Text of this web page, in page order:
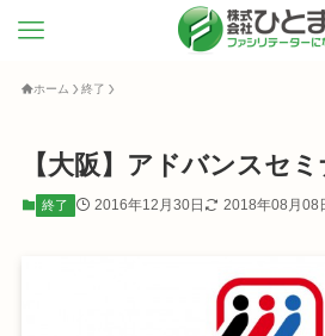
ホーム 終了
【大阪】アドバンスセ
終了 2016年12月30日 2018年08月08